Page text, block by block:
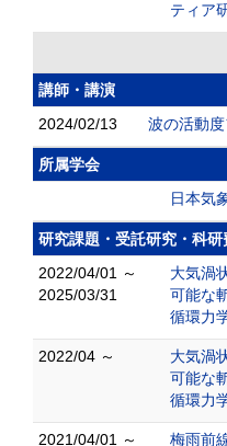
ティア
講師・講演
2024/02/13
波の活動
所属学会
日本気
研究課題・受託研究・科研
2022/04/01 ～
2025/03/31
大気渦
可能な
循環力
2022/04 ～
大気渦
可能な
循環力
2021/04/01 ～
梅雨前